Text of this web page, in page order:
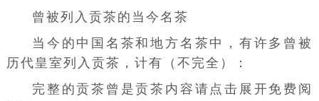
曾被列入贡茶的当今名茶
当今的中国名茶和地方名茶中，有许多曾被
历代皇室列入贡茶，计有（不完全）：
完整的贡茶曾是贡茶内容请点击展开免费阅